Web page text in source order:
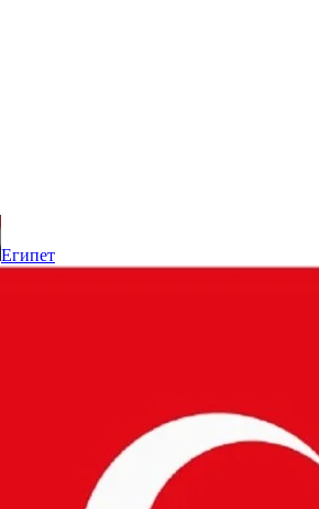
Египет